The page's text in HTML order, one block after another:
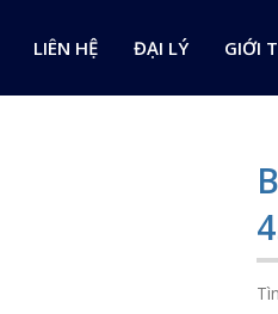
LIÊN HỆ ĐẠI LÝ GIỚI